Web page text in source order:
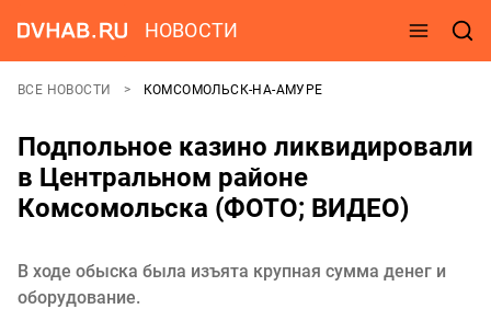
НОВОСТИ
ВСЕ НОВОСТИ КОМСОМОЛЬСК-НА-АМУРЕ
Подпольное казино ликвидировали
в Центральном районе
Комсомольска (ФОТО; ВИДЕО)
В ходе обыска была изъята крупная сумма денег и
оборудование.